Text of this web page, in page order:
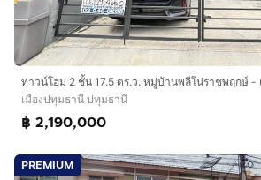
เมืองปทุมธานี ปทุมธานี
฿ 2,190,000
PREMIUM